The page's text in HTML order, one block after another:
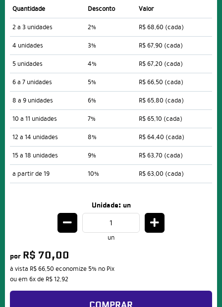
Quantidade Desconto
Valor
2 a 3 unidades
2% R$ 68,60 (cada)
4 unidades
3% R$ 67,90 (cada)
5 unidades
4% R$ 67,20 (cada)
6 a 7 unidades
5% R$ 66,50 (cada)
8 a 9 unidades
6% R$ 65,80 (cada)
10 a 11 unidades
7% R$ 65,10 (cada)
12 a 14 unidades
8% R$ 64,40 (cada)
15 a 18 unidades
9% R$ 63,70 (cada)
a partir de 19
10% R$ 63,00 (cada)
Unidade: un
un
por R$ 70,00
à vista R$ 66,50 economize 5% no Pix
ou em 6xde R$ 12,92